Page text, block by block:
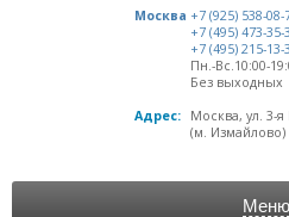
Москва +7 (925) 538-08-
+7 (495) 473-35-
+7 (495) 215-13-
Пн.-Вс.10:00-
Без выходных
Адрес:
Москва, ул. 3-
(м. Измайлово)
Меню